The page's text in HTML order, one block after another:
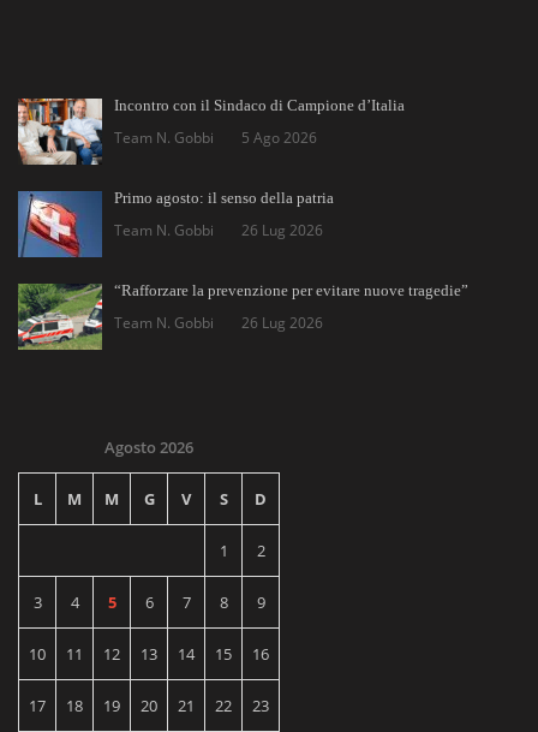
Incontro con il Sindaco di Campione d’Italia
Team N. Gobbi 5 Ago 2026
Primo agosto: il senso della patria
Team N. Gobbi 26 Lug 2026
“Rafforzare la prevenzione per evitare nuove tragedie”
Team N. Gobbi 26 Lug 2026
Agosto 2026
L M M G V S D
1 2
3 4 5 6 7 8 9
10 11 12 13 14 15 16
17 18 19 20 21 22 23